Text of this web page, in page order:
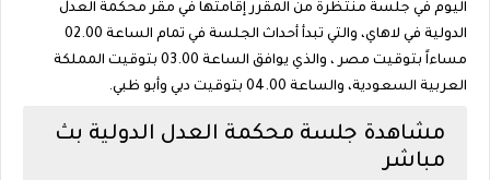
اليوم في جلسة منتظرة من المقرر إقامتها في مقر محكمة العدل
الدولية في لاهاي، والتي تبدأ أحداث الجلسة في تمام الساعة 02.00
مساءاً بتوقيت مصر ، والذي يوافق الساعة 03.00 بتوقيت المملكة
العربية السعودية، والساعة 04.00 بتوقيت دبي وأبو ظبي.
مشاهدة جلسة محكمة العدل الدولية بث
مباشر